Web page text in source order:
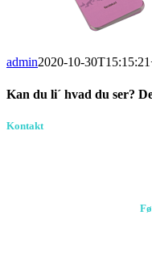
admin2020-10-
Kan du li´ hvad du ser?
Facebook
Pinterest
E-
Kontakt